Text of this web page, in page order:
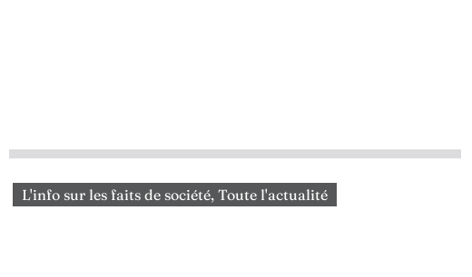
L'info sur les faits de société, Toute l'actualité